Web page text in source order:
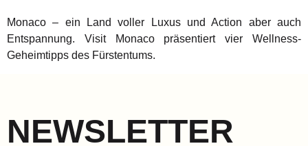
Monaco – ein Land voller Luxus und Action aber auch
Entspannung. Visit Monaco präsentiert vier Wellness-
Geheimtipps des Fürstentums.
NEWSLETTER